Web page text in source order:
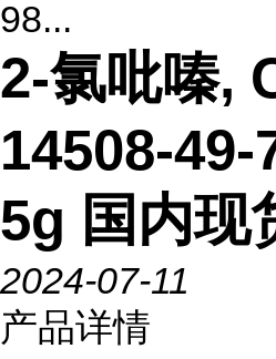
98...
2-氯吡嗪,
14508-49-
5g 国内现
2024-07-11
产品详情